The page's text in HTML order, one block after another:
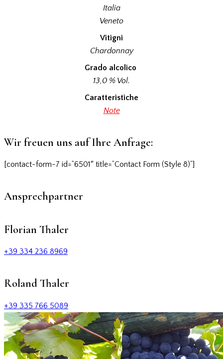
Italia
Veneto
Vitigni
Chardonnay
Grado alcolico
13,0 % Vol.
Caratteristiche
Note
Wir freuen uns auf Ihre Anfrage:
[contact-form-7 id=”6501″ title=”Contact Form (Style 8)”]
Ansprechpartner
Florian Thaler
+39 334 236 8969
Roland Thaler
+39 335 766 5089